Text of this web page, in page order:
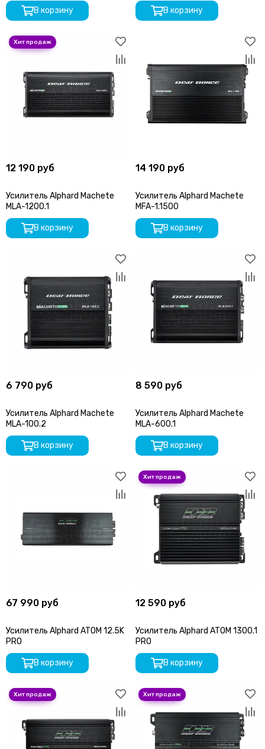
В корзину В корзину
12 190 руб
Усилитель Alphard Machete
MLA-1200.1
В корзину
14 190 руб
Усилитель Alphard Machete
MFA-1.1500
В корзину
6 790 руб
Усилитель Alphard Machete
MLA-100.2
В корзину
8 590 руб
Усилитель Alphard Machete
MLA-600.1
В корзину
67 990 руб
Усилитель Alphard ATOM 12.5K
PRO
В корзину
12 590 руб
Усилитель Alphard ATOM 1300.1
PRO
В корзину